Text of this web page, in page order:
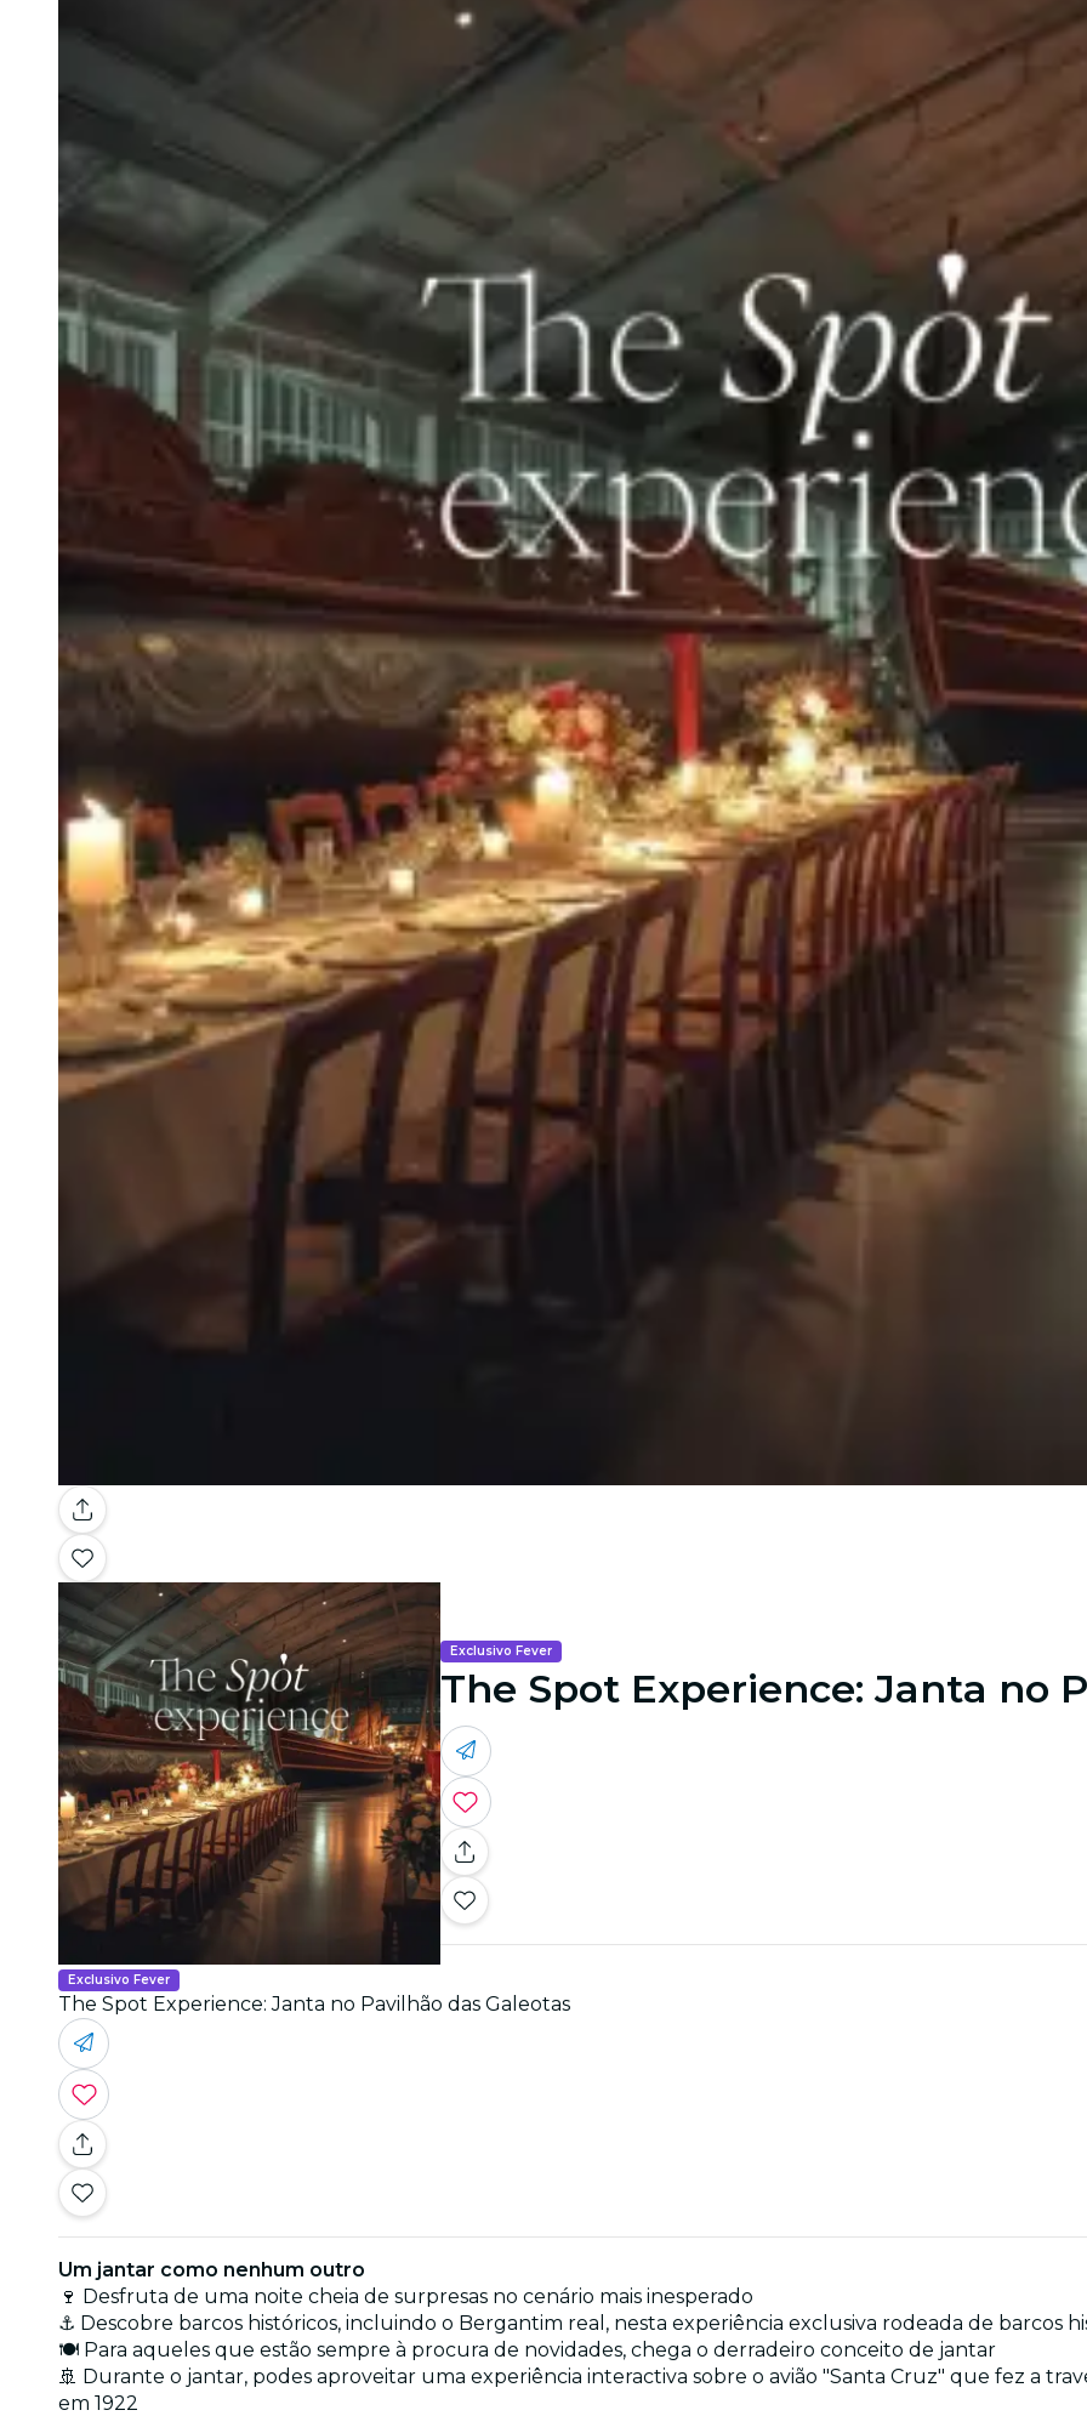
Exclusivo Fever
The Spot Experience: Janta no
Exclusivo Fever
The Spot Experience: Janta no Pavilhão das Galeotas
Um jantar como nenhum outro
🍷 Desfruta de uma noite cheia de surpresas no cenário mais inesperado
⚓ Descobre barcos históricos, incluindo o Bergantim real, nesta experiência exclusiva rodeada de barcos
🍽️ Para aqueles que estão sempre à procura de novidades, chega o derradeiro conceito de jantar
🚢 Durante o jantar, podes aproveitar uma experiência interactiva sobre o avião "Santa Cruz" que fez a
em 1922